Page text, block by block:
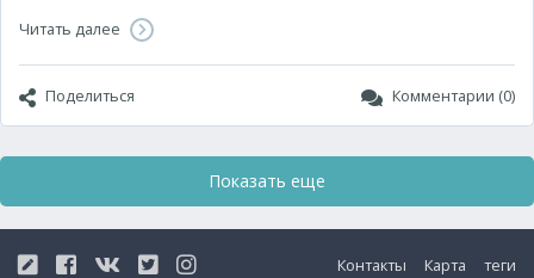
Читать далее
Поделиться Комментарии (0)
Показать еще
Контакты Карта теги